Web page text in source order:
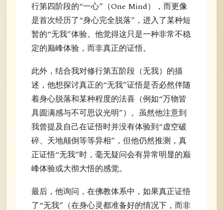
行第四阶段的“一心”（One Mind），而更像
是首次经历了“身心完全脱落”，进入了某种短
暂的“无我”体验。他觉得这只是一种非常不稳
定的巅峰体验，而非真正的证悟。
此外，结合我对修行第五阶段（无我）的描
述，他想探讨真正的“无我”证悟是否必然伴随
着身心脱落和某种程度的法喜（例如“万物皆
具圆满感与不可思议光明”）。虽然他注意到
我曾提及自己在证悟时并没有体验到“虚空破
碎、天地颠倒等等异相”，但他仍然推测，真
正证悟“无我”时，毫无疑问会有异常明显的巅
峰体验或大彻大悟的感觉。
最后，他询问，在佛教体系中，如果真正证悟
了“无我”（在身心灵都准备好的情况下，而非